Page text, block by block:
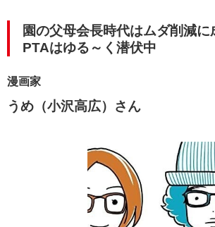
園の父母会長時代はムダ削減に
PTAはゆる～く潜伏中
漫画家
うめ（小沢高広）さん